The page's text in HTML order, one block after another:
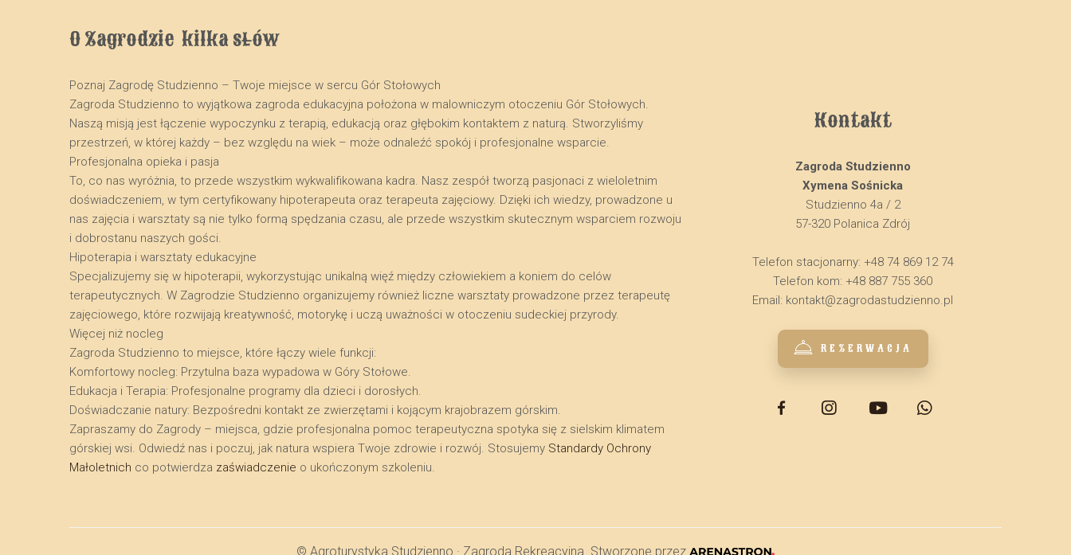
O Zagrodzie  kilka słów
Poznaj Zagrodę Studzienno – Twoje miejsce w sercu Gór Stołowych
​Zagroda Studzienno to wyjątkowa zagroda edukacyjna położona w malowniczym otoczeniu Gór Stołowych.
Naszą misją jest łączenie wypoczynku z terapią, edukacją oraz głębokim kontaktem z naturą. Stworzyliśmy
przestrzeń, w której każdy – bez względu na wiek – może odnaleźć spokój i profesjonalne wsparcie.
​Profesjonalna opieka i pasja
​To, co nas wyróżnia, to przede wszystkim wykwalifikowana kadra. Nasz zespół tworzą pasjonaci z wieloletnim
doświadczeniem, w tym certyfikowany hipoterapeuta oraz terapeuta zajęciowy. Dzięki ich wiedzy, prowadzone u
nas zajęcia i warsztaty są nie tylko formą spędzania czasu, ale przede wszystkim skutecznym wsparciem rozwoju
i dobrostanu naszych gości.
​Hipoterapia i warsztaty edukacyjne
​Specjalizujemy się w hipoterapii, wykorzystując unikalną więź między człowiekiem a koniem do celów
terapeutycznych. W Zagrodzie Studzienno organizujemy również liczne warsztaty prowadzone przez terapeutę
zajęciowego, które rozwijają kreatywność, motorykę i uczą uważności w otoczeniu sudeckiej przyrody.
​Więcej niż nocleg
​Zagroda Studzienno to miejsce, które łączy wiele funkcji:
​Komfortowy nocleg: Przytulna baza wypadowa w Góry Stołowe.
​Edukacja i Terapia: Profesjonalne programy dla dzieci i dorosłych.
​Doświadczanie natury: Bezpośredni kontakt ze zwierzętami i kojącym krajobrazem górskim.
​Zapraszamy do Zagrody – miejsca, gdzie profesjonalna pomoc terapeutyczna spotyka się z sielskim klimatem
górskiej wsi. Odwiedź nas i poczuj, jak natura wspiera Twoje zdrowie i rozwój. Stosujemy Standardy Ochrony
Małoletnich co potwierdza zaświadczenie o ukończonym szkoleniu.
Kontakt
Zagroda Studzienno
Xymena Sośnicka
Studzienno 4a / 2
57-320 Polanica Zdrój
Telefon stacjonarny: +48 74 869 12 74
Telefon kom: +48 887 755 360
Email: kontakt@zagrodastudzienno.pl
REZERWACJA
© Agroturystyka Studzienno · Zagroda Rekreacyjna. Stworzone przez